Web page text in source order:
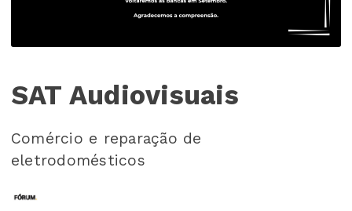
SAT Audiovisuais
Comércio e reparação de
eletrodomésticos